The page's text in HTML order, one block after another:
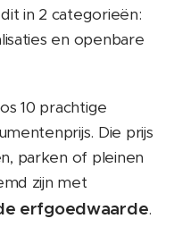
in 2 categorieën:
en openbare
10 prachtige
Die prijs
parken of pleinen
zijn met
erfgoedwaarde.